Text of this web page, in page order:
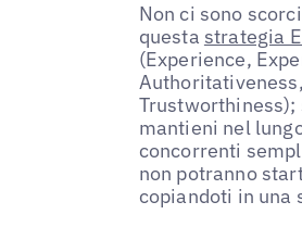
Non ci sono
questa strategia
(Experience,
Authoritativeness,
Trustworthiness);
mantieni nel
concorrenti
non potranno
copiandoti in una